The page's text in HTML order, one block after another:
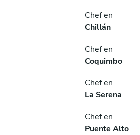
Chef en
Chillán
Chef en
Coquimbo
Chef en
La Serena
Chef en
Puente Alto